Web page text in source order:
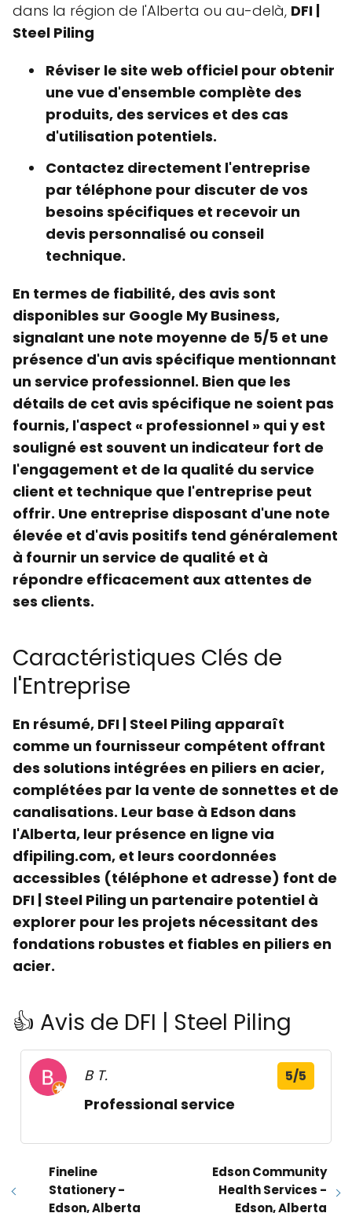
dans la région de l'Alberta ou au-delà, DFI |
Steel Piling
Réviser le site web officiel pour obtenir
une vue d'ensemble complète des
produits, des services et des cas
d'utilisation potentiels.
Contactez directement l'entreprise
par téléphone pour discuter de vos
besoins spécifiques et recevoir un
devis personnalisé ou conseil
technique.
En termes de fiabilité, des avis sont
disponibles sur Google My Business,
signalant une note moyenne de 5/5 et une
présence d'un avis spécifique mentionnant
un service professionnel. Bien que les
détails de cet avis spécifique ne soient pas
fournis, l'aspect « professionnel » qui y est
souligné est souvent un indicateur fort de
l'engagement et de la qualité du service
client et technique que l'entreprise peut
offrir. Une entreprise disposant d'une note
élevée et d'avis positifs tend généralement
à fournir un service de qualité et à
répondre efficacement aux attentes de
ses clients.
Caractéristiques Clés de
l'Entreprise
En résumé, DFI | Steel Piling apparaît
comme un fournisseur compétent offrant
des solutions intégrées en piliers en acier,
complétées par la vente de sonnettes et de
canalisations. Leur base à Edson dans
l'Alberta, leur présence en ligne via
dfipiling.com, et leurs coordonnées
accessibles (téléphone et adresse) font de
DFI | Steel Piling un partenaire potentiel à
explorer pour les projets nécessitant des
fondations robustes et fiables en piliers en
acier.
👍 Avis de DFI | Steel Piling
B T. 5/5
Professional service
Fineline
Stationery -
Edson, Alberta
Edson Community
Health Services -
Edson, Alberta